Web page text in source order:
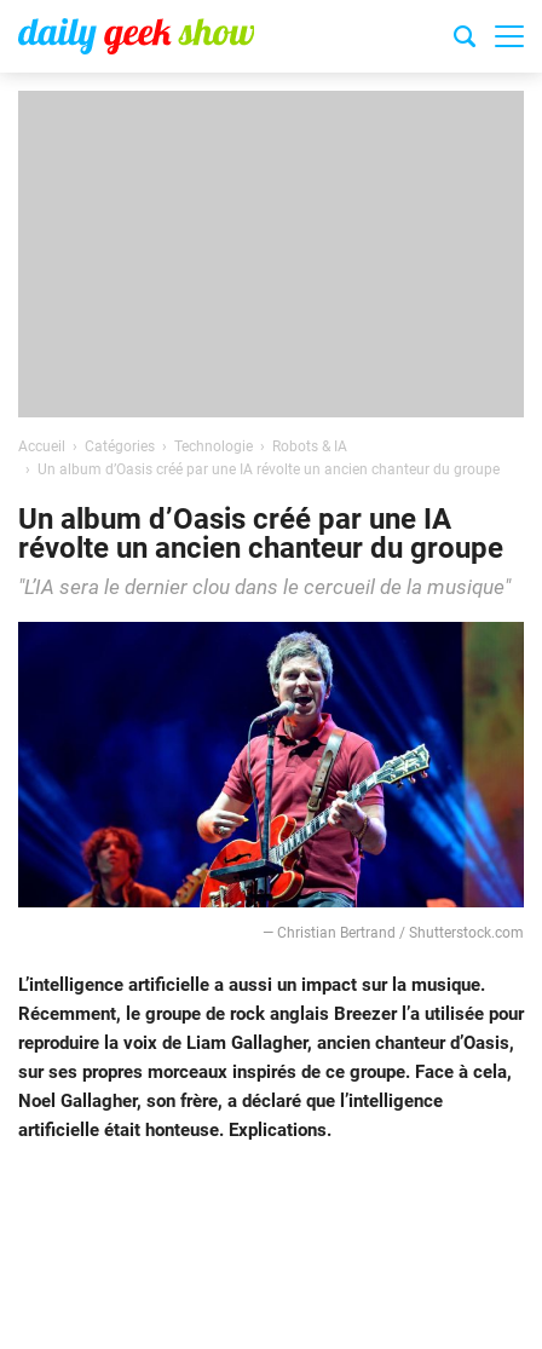
Accueil Catégories Technologie
Robots & IA
Un album d’Oasis créé par une IA révolte un ancien chanteur du groupe
Un album d’Oasis créé par une IA
révolte un ancien chanteur du groupe
"L’IA sera le dernier clou dans le cercueil de la musique"
— Christian Bertrand / Shutterstock.com
L’intelligence artificielle a aussi un impact sur la musique.
Récemment, le groupe de rock anglais Breezer l’a utilisée pour
reproduire la voix de Liam Gallagher, ancien chanteur d’Oasis,
sur ses propres morceaux inspirés de ce groupe. Face à cela,
Noel Gallagher, son frère, a déclaré que l’intelligence
artificielle était honteuse. Explications.